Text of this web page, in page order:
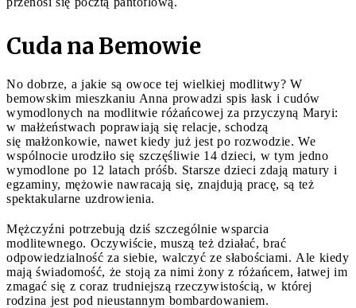
Cuda na Bemowie
No dobrze, a jakie są owoce tej wielkiej modlitwy? W
bemowskim mieszkaniu Anna prowadzi spis łask i cudów
wymodlonych na modlitwie różańcowej za przyczyną Maryi:
w małżeństwach poprawiają się relacje, schodzą
się małżonkowie, nawet kiedy już jest po rozwodzie. We
wspólnocie urodziło się szczęśliwie 14 dzieci, w tym jedno
wymodlone po 12 latach próśb. Starsze dzieci zdają matury i
egzaminy, mężowie nawracają się, znajdują pracę, są też
spektakularne uzdrowienia.
Mężczyźni potrzebują dziś szczególnie wsparcia
modlitewnego. Oczywiście, muszą też działać, brać
odpowiedzialność za siebie, walczyć ze słabościami. Ale kiedy
mają świadomość, że stoją za nimi żony z różańcem, łatwej im
zmagać się z coraz trudniejszą rzeczywistością, w której
rodzina jest pod nieustannym bombardowaniem.